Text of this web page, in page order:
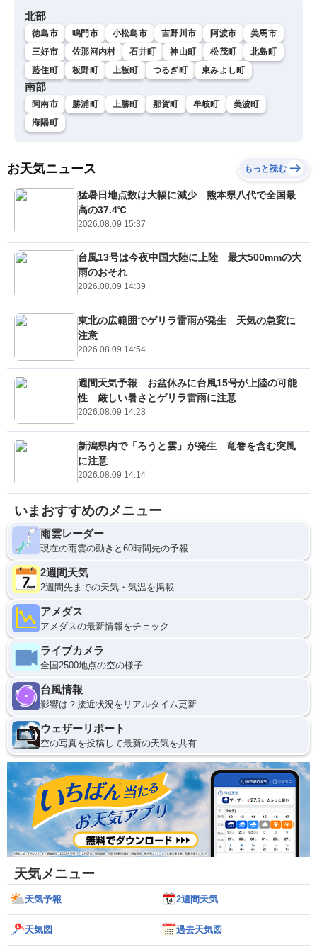
北部
徳島市 鳴門市 小松島市 吉野川市 阿波市
美馬市
三好市
佐那河内村 石井町 神山町 松茂町
北島町
藍住町
板野町 上板町 つるぎ町 東みよし町
南部
阿南市 勝浦町 上勝町 那賀町 牟岐町
美波町
海陽町
お天気ニュース もっと読む
猛暑日地点数は大幅に減少 熊本県八代で全国最
高の37.4℃
2026.08.09 15:37
台風13号は今夜中国大陸に上陸 最大500mmの大
雨のおそれ
2026.08.09 14:39
東北の広範囲でゲリラ雷雨が発生 天気の急変に
注意
2026.08.09 14:54
週間天気予報 お盆休みに台風15号が上陸の可能
性 厳しい暑さとゲリラ雷雨に注意
2026.08.09 14:28
新潟県内で「ろうと雲」が発生 竜巻を含む突風
に注意
2026.08.09 14:14
いまおすすめのメニュー
雨雲レーダー
現在の雨雲の動きと60時間先の予報
2週間天気
2週間先までの天気・気温を掲載
アメダス
アメダスの最新情報をチェック
ライブカメラ
全国2500地点の空の様子
台風情報
影響は？接近状況をリアルタイム更新
ウェザーリポート
空の写真を投稿して最新の天気を共有
天気メニュー
天気予報 2週間天気
天気図 過去天気図